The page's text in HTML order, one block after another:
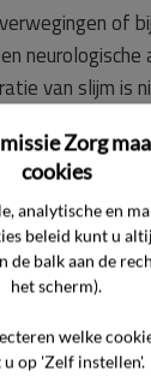
of
neurologische
van slijm is
beleid was al
om nadien
doen.
het geschil
van
Zorg
cookies
analytische en
beleid kunt u
de balk aan de
het scherm).
welke
op 'Zelf instellen'.